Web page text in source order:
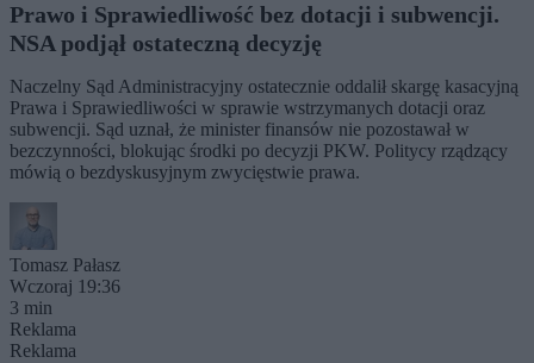
Prawo i Sprawiedliwość bez dotacji i subwencji.
NSA podjął ostateczną decyzję
Naczelny Sąd Administracyjny ostatecznie oddalił skargę kasacyjną
Prawa i Sprawiedliwości w sprawie wstrzymanych dotacji oraz
subwencji. Sąd uznał, że minister finansów nie pozostawał w
bezczynności, blokując środki po decyzji PKW. Politycy rządzący
mówią o bezdyskusyjnym zwycięstwie prawa.
Tomasz Pałasz
Wczoraj 19:36
3 min
Reklama
Reklama